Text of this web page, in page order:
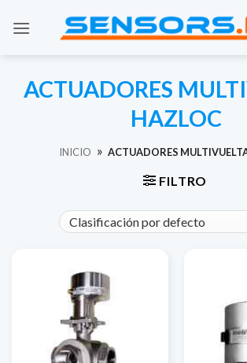
ACTUADORES
HAZLOC
INICIO » ACTUADORES
FILTRO